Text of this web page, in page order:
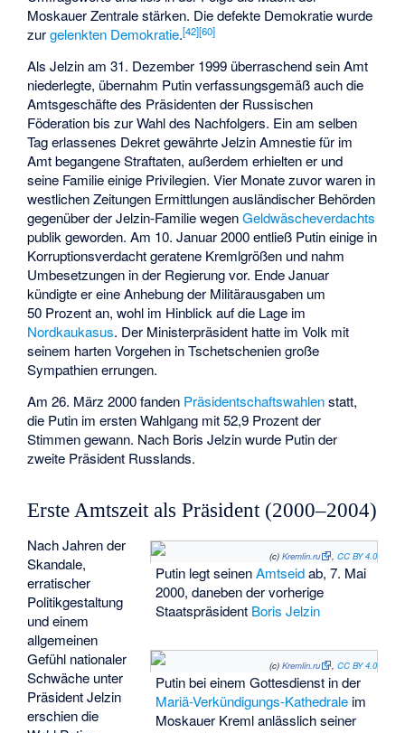
Moskauer Zentrale stärken. Die defekte Demokratie wurde
zurgelenkten Demokratie.[42][60]
Als Jelzin am 31. Dezember 1999 überraschend sein Amt
niederlegte, übernahm Putin verfassungsgemäß auch die
Amtsgeschäfte des Präsidenten der Russischen
Föderation bis zur Wahl des Nachfolgers. Ein am selben
Tag erlassenes Dekret gewährte Jelzin Amnestie für im
Amt begangene Straftaten, außerdem erhielten er und
seine Familie einige Privilegien. Vier Monate zuvor waren in
westlichen Zeitungen Ermittlungen ausländischer Behörden
gegenüber der Jelzin-Familie wegenGeldwäscheverdachts
publik geworden. Am 10. Januar 2000 entließ Putin einige in
Korruptionsverdacht geratene Kremlgrößen und nahm
Umbesetzungen in der Regierung vor. Ende Januar
kündigte er eine Anhebung der Militärausgaben um
50 Prozent an, wohl im Hinblick auf die Lage im
Nordkaukasus. Der Ministerpräsident hatte im Volk mit
seinem harten Vorgehen in Tschetschenien große
Sympathien errungen.
Am 26. März 2000 fanden Präsidentschaftswahlenstatt,
die Putin im ersten Wahlgang mit 52,9 Prozent der
Stimmen gewann. Nach Boris Jelzin wurde Putin der
zweite Präsident Russlands.
Erste Amtszeit als Präsident (2000–2004)
(c) Kremlin.ru CC BY 4.0
Putin legt seinenAmtseidab, 7. Mai
2000, daneben der vorherige
Staatspräsident Boris Jelzin
(c) Kremlin.ru , CC BY 4.0
Putin bei einem Gottesdienst in der
Mariä-Verkündigungs-Kathedraleim
Moskauer Kreml anlässlich seiner
Nach Jahren der
Skandale,
erratischer
Politikgestaltung
und einem
allgemeinen
Gefühl nationaler
Schwäche unter
Präsident Jelzin
erschien die